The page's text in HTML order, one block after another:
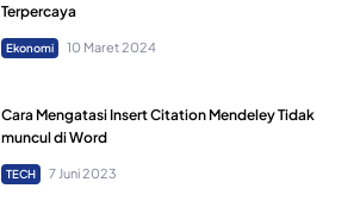
Terpercaya
Ekonomi 10 Maret 2024
Cara Mengatasi Insert Citation Mendeley Tidak
muncul di Word
TECH 7 Juni 2023